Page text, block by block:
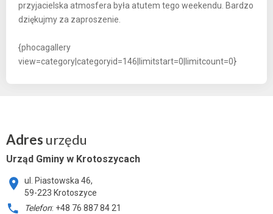
przyjacielska atmosfera była atutem tego weekendu. Bardzo
dziękujmy za zaproszenie.
{phocagallery
view=category|categoryid=146|limitstart=0|limitcount=0}
Adres urzędu
Urząd Gminy w Krotoszycach
ul. Piastowska 46,
59-223 Krotoszyce
Telefon: +48 76 887 84 21